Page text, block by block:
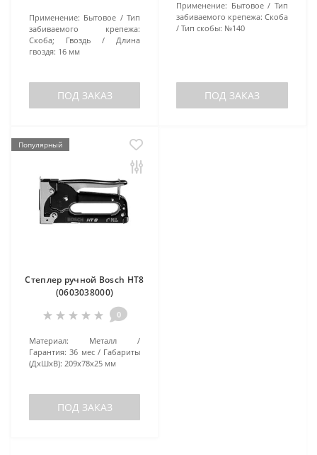
Применение: Бытовое
Тип
забиваемого крепежа:
Скоба; Гвоздь
Длина
гвоздя: 16 мм
ПОД ЗАКАЗ
Применение: Бытовое
Тип
забиваемого крепежа: Скоба
Тип скобы: №140
ПОД ЗАКАЗ
Популярный
Степлер ручной Bosch HT8
(0603038000)
0
Материал:
Металл
Гарантия: 36 мес
Габариты
(ДхШхВ): 209х78х25 мм
ПОД ЗАКАЗ